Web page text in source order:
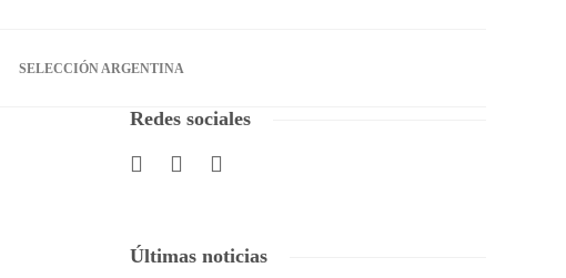
SELECCIÓN ARGENTINA
Redes sociales
Últimas noticias